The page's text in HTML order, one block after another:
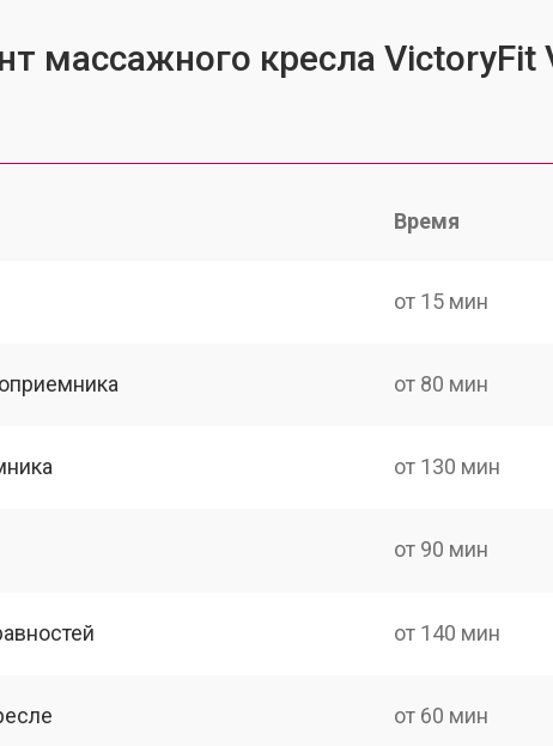
массажного кресла VictoryFit
Время
от 15 мин
от 80 мин
от 130 мин
от 90 мин
от 140 мин
от 60 мин